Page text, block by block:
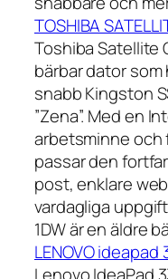
TOSHIBA
Toshiba Satellite
bärbar dator
snabb Kingston
”Zena”. Med en
arbetsminne och
passar den
post, enklare
vardagliga
1DW är en äldre
LENOVO ideapad